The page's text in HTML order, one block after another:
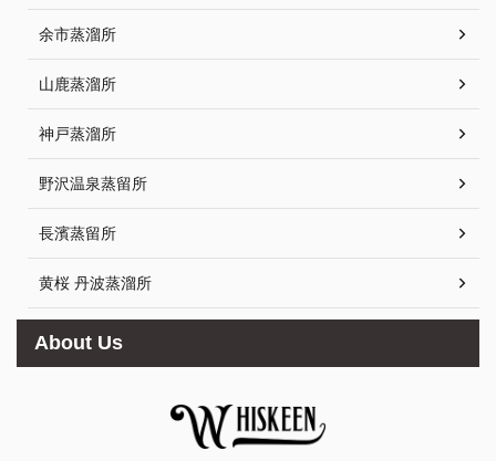
余市蒸溜所
山鹿蒸溜所
神戸蒸溜所
野沢温泉蒸留所
長濱蒸留所
黄桜 丹波蒸溜所
About Us